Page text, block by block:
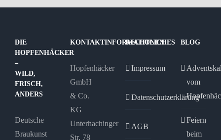
DIE
HOPFENHÄCKER
–
WILD,
FRISCH,
ANDERS
Deutsche
Braukunst
KONTAKTINFORMATIONEN
Hopfenhäcker
GmbH
& Co.
KG
Unterhachinger
Str. 78
RECHTLICHES
Impressum
Datenschutzerklärung
AGB
BLOG
vom
Feiern
beim